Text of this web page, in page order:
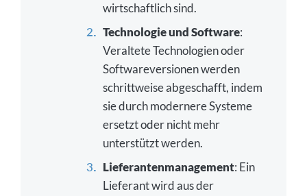
wirtschaftlich sind.
Technologie und Software:
Veraltete Technologien oder
Softwareversionen werden
schrittweise abgeschafft, indem
sie durch modernere Systeme
ersetzt oder nicht mehr
unterstützt werden.
Lieferantenmanagement: Ein
Lieferant wird aus der